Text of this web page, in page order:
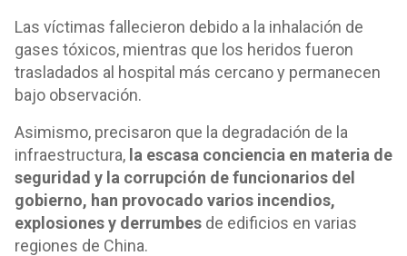
Las víctimas fallecieron debido a la inhalación de
gases tóxicos, mientras que los heridos fueron
trasladados al hospital más cercano y permanecen
bajo observación.
Asimismo, precisaron que la degradación de la
infraestructura, la escasa conciencia en materia de
seguridad y la corrupción de funcionarios del
gobierno, han provocado varios incendios,
explosiones y derrumbes de edificios en varias
regiones de China.